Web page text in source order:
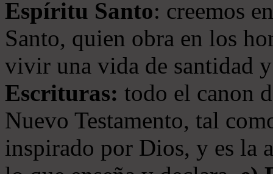
Espíritu Santo: creemos
Santo, quien obra en los
vivir una vida de santidad
Escrituras: todo el canon
Nuevo Testamento, tal
inspirado por Dios, y es la